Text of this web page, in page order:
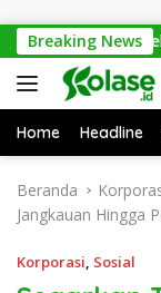
Breaking News
1.286 Telur
Home Headline
Beranda
Jangkauan Hingga
Korporasi, Sosial